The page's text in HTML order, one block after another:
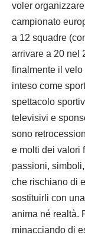
voler
campionato
a 12 squadre
arrivare a 20 nel
finalmente il
inteso come
spettacolo
televisivi e
sono
e molti dei valori
passioni,
che rischiano di
sostituirli con
anima né realtà.
minacciando di